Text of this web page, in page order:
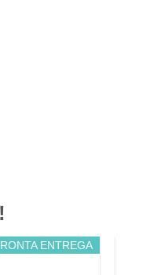
ENTREGA